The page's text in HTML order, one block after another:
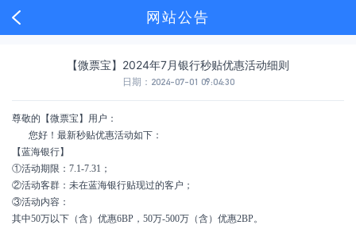
网站公告
【微票宝】2024年7月银行秒贴优惠活动细则
日期： 2024-07-01 09:04:30
尊敬的【微票宝】用户：
您好！最新秒贴优惠活动如下：
【蓝海银行】
①活动期限：7.1-7.31；
②活动客群：未在蓝海银行贴现过的客户；
③活动内容：
其中50万以下（含）优惠6BP，50万-500万（含）优惠2BP。